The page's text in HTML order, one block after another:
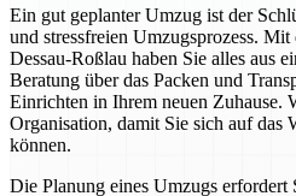
Ein gut geplanter Umzug ist der
und stressfreien Umzugsprozess.
Dessau-Roßlau haben Sie alles aus
Beratung über das Packen und
Einrichten in Ihrem neuen Zuhause.
Organisation, damit Sie sich auf das
können.
Die Planung eines Umzugs